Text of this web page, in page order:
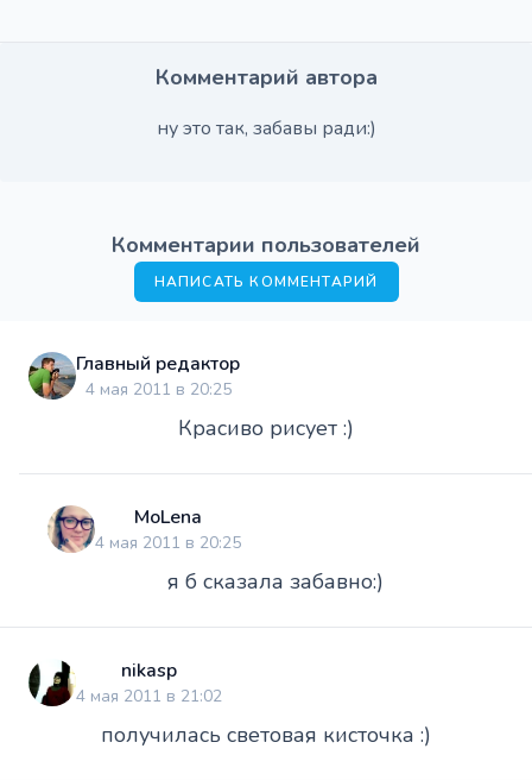
Комментарий автора
ну это так, забавы ради:)
Комментарии пользователей
НАПИСАТЬ КОММЕНТАРИЙ
Главный редактор
4 мая 2011 в 20:25
Красиво рисует :)
MoLena
4 мая 2011 в 20:25
я б сказала забавно:)
nikasp
4 мая 2011 в 21:02
получилась световая кисточка :)